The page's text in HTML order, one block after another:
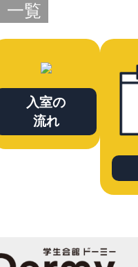
一覧
入室の
流れ